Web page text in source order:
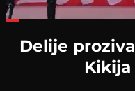
Delije
Kikija